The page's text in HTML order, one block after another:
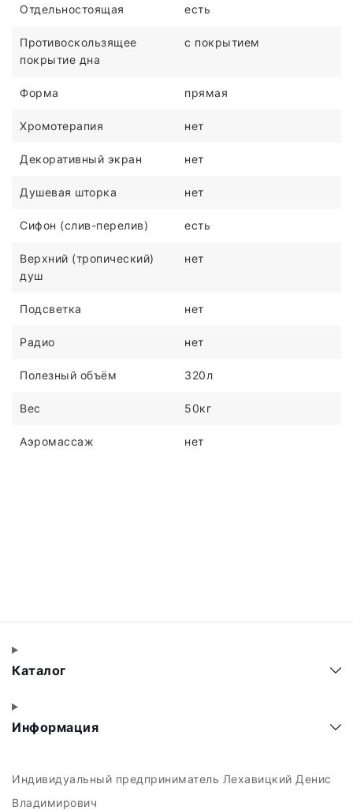
Отдельностоящая есть
Противоскользящее
покрытие дна
с покрытием
Форма прямая
Хромотерапия нет
Декоративный экран нет
Душевая шторка нет
Сифон (слив-перелив) есть
Верхний (тропический)
душ
нет
Подсветка нет
Радио нет
Полезный объём 320л
Вес 50кг
Аэромассаж нет
Каталог
Информация
Индивидуальный предприниматель Лехавицкий Денис
Владимирович